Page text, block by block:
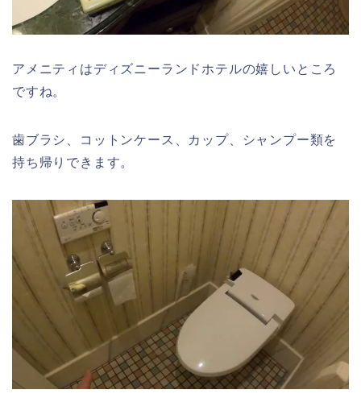
アメニティはディズニーランドホテルの嬉しいところ
ですね。
歯ブラシ、コットンケース、カップ、シャンプー類を
持ち帰りできます。